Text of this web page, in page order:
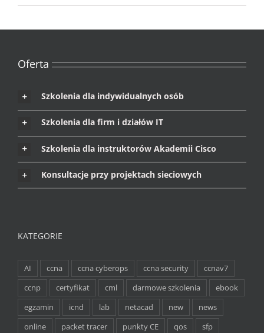
Oferta
Szkolenia dla indywidualnych osób
Szkolenia dla firm i działów IT
Szkolenia dla instruktorów Akademii Cisco
Konsultacje przy projektach sieciowych
KATEGORIE
AI ccna ccna cyberops ccna security
ccnav7
ccnp
certyfikat cml darmowe szkolenia
ebook
egzamin
icnd lab netacad new
news
online
packet tracer punkty CE qos
sfp